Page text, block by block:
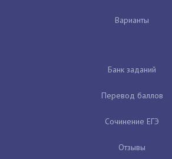
Варианты
Банк заданий
Перевод баллов
Сочинение ЕГЭ
Отзывы